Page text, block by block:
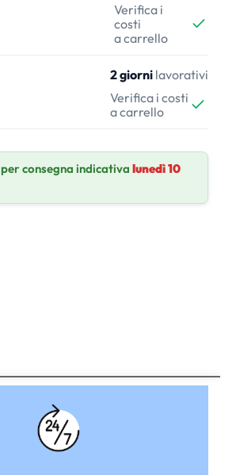
Verifica i
costi
a carrello
2 giorni lavorativi
Verifica i costi
a carrello
per consegna indicativa lunedì 10